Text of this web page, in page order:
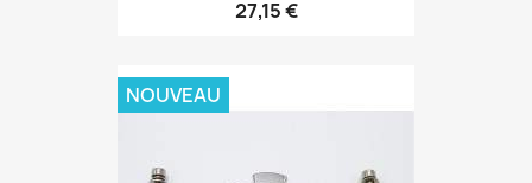
27,15 €
NOUVEAU